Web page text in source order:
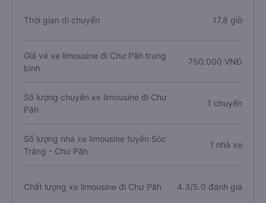
Thời gian di chuyển 17.8 giờ
Giá vé xe limousine đi Chư Păh trung
bình
750.000 VNĐ
Số lượng chuyến xe limousine đi Chư
Păh
1 chuyến
Số lượng nhà xe limousine tuyến Sóc
Trăng - Chư Păh
1 nhà xe
Chất lượng xe limousine đi Chư Păh 4.3/5.0 đánh giá